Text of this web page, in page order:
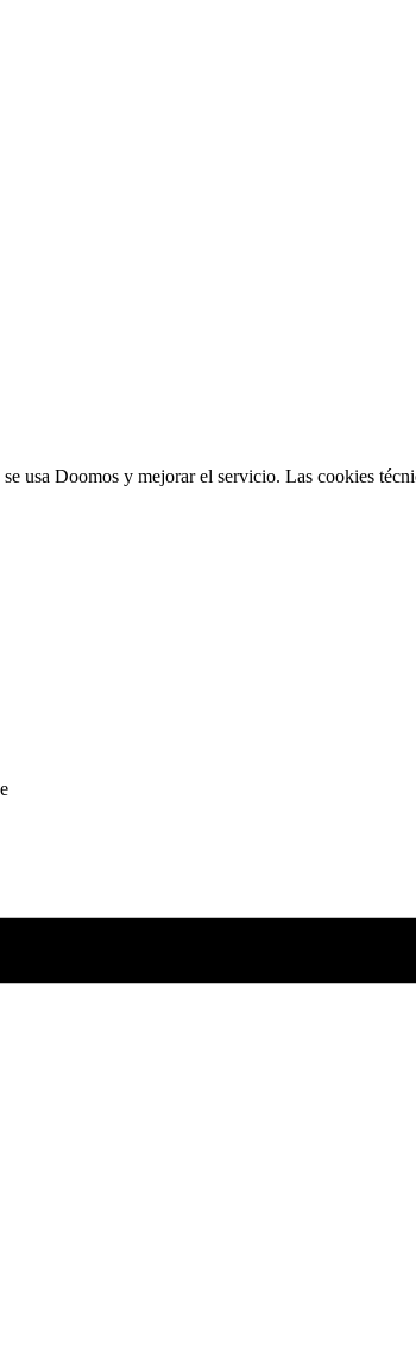
usa Doomos y mejorar el servicio. Las cookies